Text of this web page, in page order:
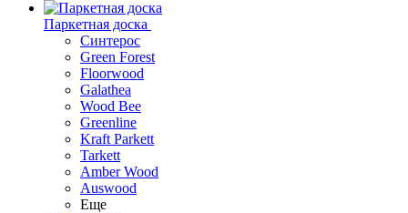
Паркетная доска
Синтерос
Green Forest
Floorwood
Galathea
Wood Bee
Greenline
Kraft Parkett
Tarkett
Amber Wood
Auswood
Еще